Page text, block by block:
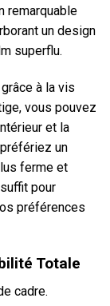
remarquable
un design
superflu.
à la vis
vous pouvez
et la
un
ferme et
pour
préférences
Totale
cadre.